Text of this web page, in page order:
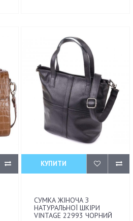
КУПИТИ
СУМКА ЖІНОЧА З
НАТУРАЛЬНОЇ ШКІРИ
VINTAGE 22993 ЧОРНИЙ